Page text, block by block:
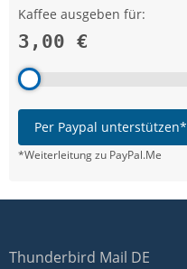
Kaffee ausgeben für:
3,00 €
Per Paypal unterstützen*
*Weiterleitung zu PayPal.Me
Thunderbird Mail DE